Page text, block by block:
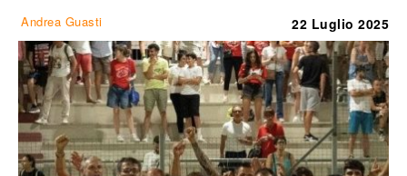
Andrea Guasti 22 Luglio 2025